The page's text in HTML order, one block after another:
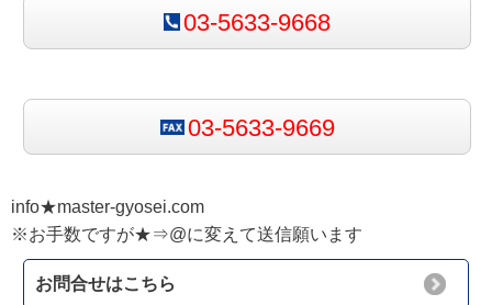
03-5633-9668
03-5633-9669
info★master-gyosei.com
※お手数ですが★⇒@に変えて送信願います
お問合せはこちら